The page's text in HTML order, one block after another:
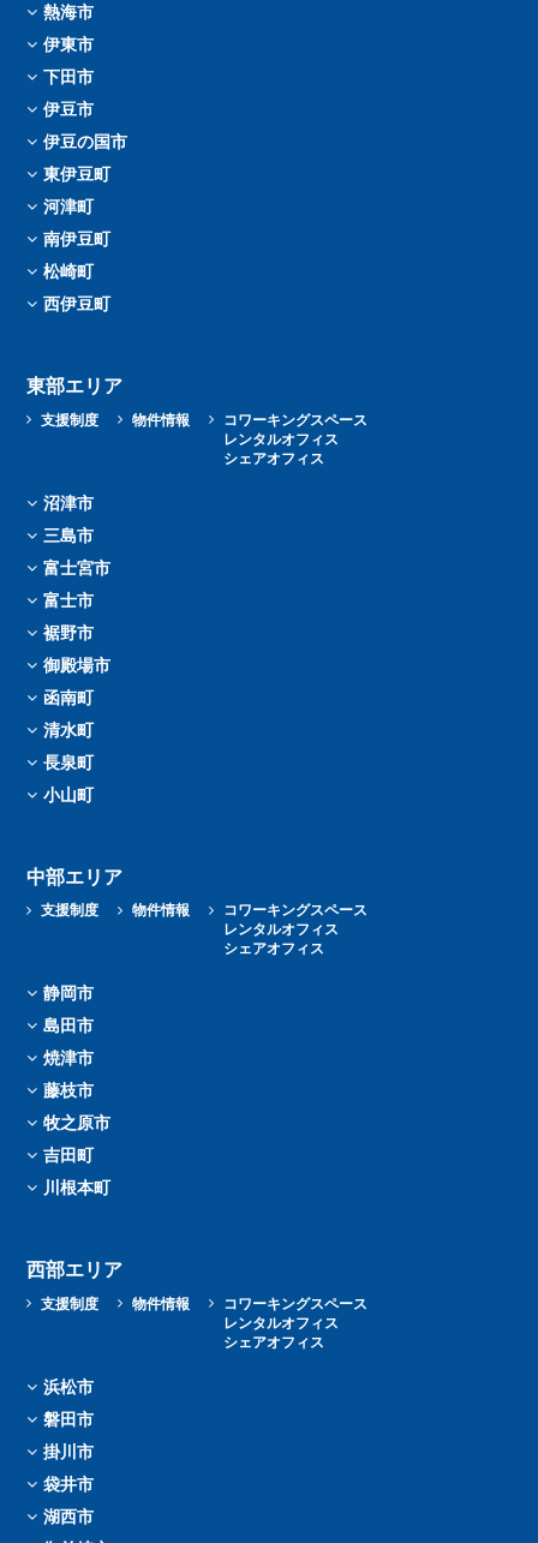
熱海市
伊東市
下田市
伊豆市
伊豆の国市
東伊豆町
河津町
南伊豆町
松崎町
西伊豆町
東部エリア
支援制度 物件情報
コワーキングスペース
レンタルオフィス
シェアオフィス
沼津市
三島市
富士宮市
富士市
裾野市
御殿場市
函南町
清水町
長泉町
小山町
中部エリア
支援制度 物件情報
コワーキングスペース
レンタルオフィス
シェアオフィス
静岡市
島田市
焼津市
藤枝市
牧之原市
吉田町
川根本町
西部エリア
支援制度 物件情報
コワーキングスペース
レンタルオフィス
シェアオフィス
浜松市
磐田市
掛川市
袋井市
湖西市